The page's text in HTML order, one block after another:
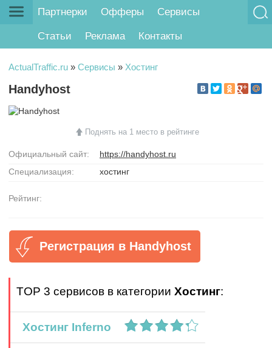
Партнерки Офферы Сервисы
Статьи Реклама Контакты
ActualTraffic.ru » Сервисы » Хостинг
Handyhost
Поднять на 1 место в рейтинге
Официальный сайт:
https://handyhost.ru
Специализация:
хостинг
Рейтинг:
Регистрация в Handyhost
TOP 3 сервисов в категории Хостинг:
Хостинг Inferno